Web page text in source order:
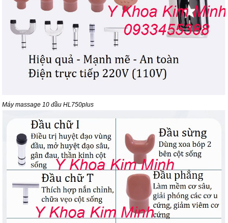
Máy massage 10 đầu HL750plus